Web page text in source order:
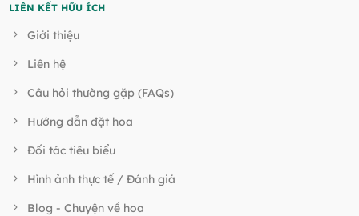
LIÊN KẾT HỮU ÍCH
Giới thiệu
Liên hệ
Câu hỏi thường gặp (FAQs)
Hướng dẫn đặt hoa
Đối tác tiêu biểu
Hình ảnh thực tế / Đánh giá
Blog - Chuyện về hoa